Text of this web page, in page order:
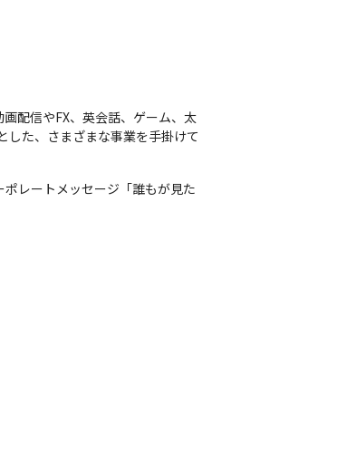
配信やFX、英会話、ゲーム、太
した、さまざまな事業を手掛けて
レートメッセージ「誰もが見た